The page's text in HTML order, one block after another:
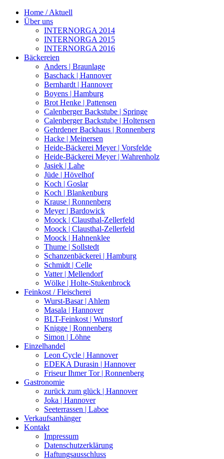
Home / Aktuell
Über uns
INTERNORGA 2014
INTERNORGA 2015
INTERNORGA 2016
Bäckereien
Anders | Braunlage
Baschack | Hannover
Bernhardt | Hannover
Boyens | Hamburg
Brot Henke | Pattensen
Calenberger Backstube | Springe
Calenberger Backstube | Holtensen
Gehrdener Backhaus | Ronnenberg
Hacke | Meinersen
Heide-Bäckerei Meyer | Vorsfelde
Heide-Bäckerei Meyer | Wahrenholz
Jasiek | Lahe
Jüde | Hövelhof
Koch | Goslar
Koch | Blankenburg
Krause | Ronnenberg
Meyer | Bardowick
Moock | Clausthal-Zellerfeld
Moock | Clausthal-Zellerfeld
Moock | Hahnenklee
Thume | Sollstedt
Schanzenbäckerei | Hamburg
Schmidt | Celle
Vatter | Mellendorf
Wölke | Holte-Stukenbrock
Feinkost / Fleischerei
Wurst-Basar | Ahlem
Masala | Hannover
BLT-Feinkost | Wunstorf
Knigge | Ronnenberg
Simon | Löhne
Einzelhandel
Leon Cycle | Hannover
EDEKA Durasin | Hannover
Friseur Ihmer Tor | Ronnenberg
Gastronomie
zurück zum glück | Hannover
Joka | Hannover
Seeterrassen | Laboe
Verkaufsanhänger
Kontakt
Impressum
Datenschutzerklärung
Haftungsausschluss